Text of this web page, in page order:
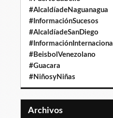
#AlcaldíadeNaguanagua
#InformaciónSucesos
#AlcaldíadeSanDiego
#InformaciónInternacional
#BeisbolVenezolano
#Guacara
#NiñosyNiñas
Archivos